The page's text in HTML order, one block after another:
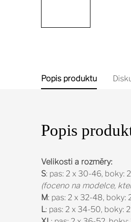
Popis produktu
Popis
Velikosti a rozměry:
S: pas: 2 x 30-46, boky:
(foceno na modelce,
M: pas: 2 x 32-48, boky:
L: pas: 2 x 34-50, boky: